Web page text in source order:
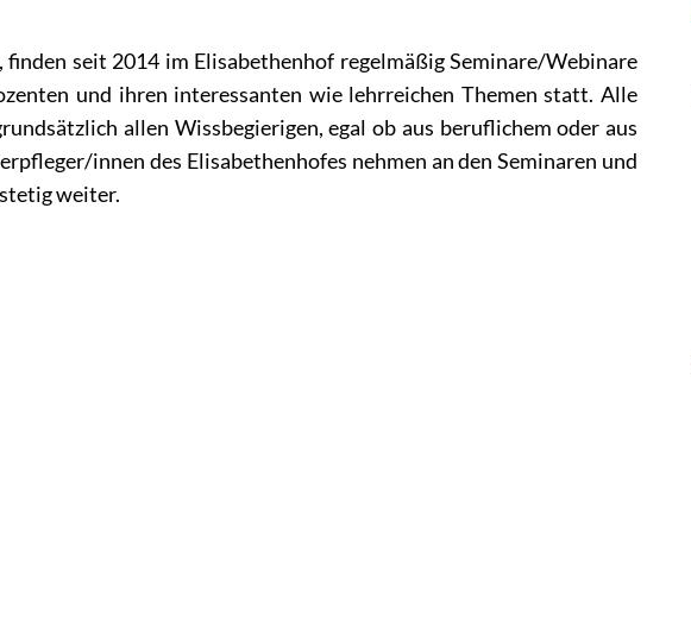
finden seit 2014 im Elisabethenhof regelmäßig Seminare/Webinare
und ihren interessanten wie lehrreichen Themen statt. Alle
allen Wissbegierigen, egal ob aus beruflichem oder aus
innen des Elisabethenhofes nehmen an den Seminaren und
weiter.